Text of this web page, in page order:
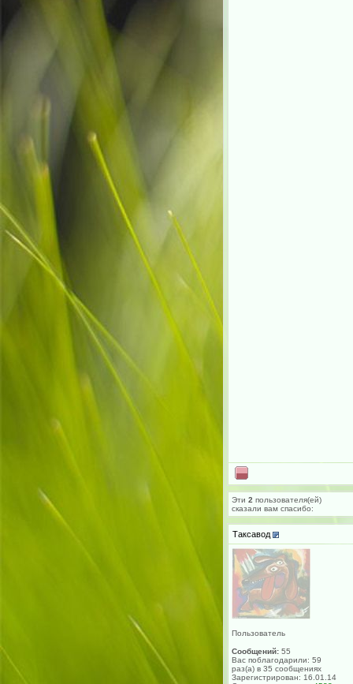
Эти 2 пользователя(ей)
сказали вам cпасибо:
Таксавод
Пользователь
Сообщений: 55
Вас поблагодарили: 59
раз(а) в 35 сообщениях
Зарегистрирован: 16.01.14